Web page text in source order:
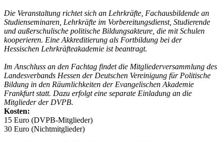
Die Veranstaltung richtet sich an Lehrkräfte, Fachausbildende an
Studienseminaren, Lehrkräfte im Vorbereitungsdienst, ­Studierende
und außerschulische politische Bildungsakteure, die mit Schulen
kooperieren. Eine Akkreditierung als Fortbildung bei der
Hessischen Lehrkräfteakademie ist beantragt.
Im Anschluss an den Fachtag findet die Mitgliederversammlung des
Landesverbands Hessen der Deutschen Vereinigung für Politische
Bildung in den Räumlichkeiten der Evangelischen Akademie
Frankfurt statt. Dazu erfolgt eine separate Einladung an die
Mitglieder der DVPB.
Kosten:
15 Euro (DVPB-Mitglieder)
30 Euro (Nichtmitglieder)